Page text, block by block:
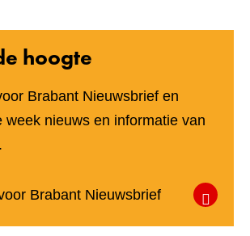
hoogte
Brabant Nieuwsbrief en
week nieuws en informatie van
Brabant Nieuwsbrief(verwijst